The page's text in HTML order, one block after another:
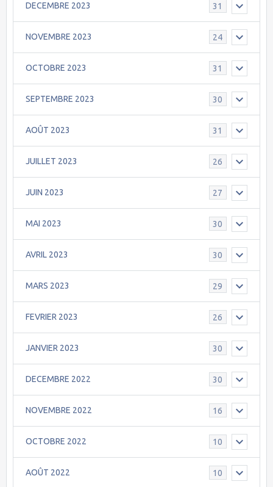
DECEMBRE 2023 31
NOVEMBRE 2023 24
OCTOBRE 2023 31
SEPTEMBRE 2023 30
AOÛT 2023 31
JUILLET 2023 26
JUIN 2023 27
MAI 2023 30
AVRIL 2023 30
MARS 2023 29
FEVRIER 2023 26
JANVIER 2023 30
DECEMBRE 2022 30
NOVEMBRE 2022 16
OCTOBRE 2022 10
AOÛT 2022 10